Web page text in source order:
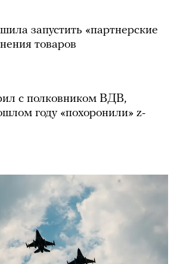
запустить «партнерские
товаров
с полковником ВДВ,
году «похоронили» z-